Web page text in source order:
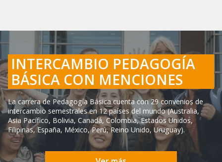
INTERCAMBIO PEDAGOGÍA
BÁSICA CON MENCIONES
La carrera de Pedagogía Básica cuenta con 29 convenios de
intercambio semestrales en 12 países del mundo (Australia,
Asia Pacífico, Bolivia, Canadá, Colombia, Estados Unidos,
Filipinas, España, México, Perú, Reino Unido, Uruguay).